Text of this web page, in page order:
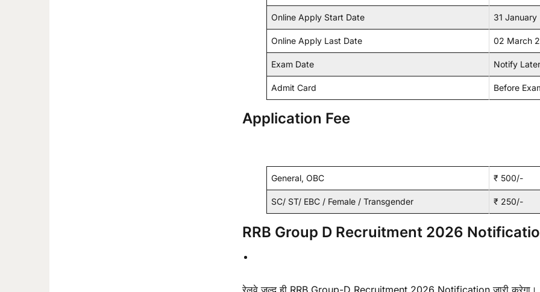
Online Apply Start Date 31
Online Apply Last Date 02 March
Exam Date Notify Later
Admit Card Before
Application Fee
General, OBC ₹ 500/-
SC/ ST/ EBC / Female / Transgender ₹ 250/-
RRB Group D Recruitment 2026